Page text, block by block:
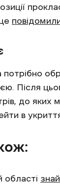
Після
до
в
області